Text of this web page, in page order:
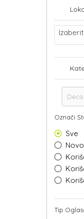
Označi
Sve
Novo
Tip